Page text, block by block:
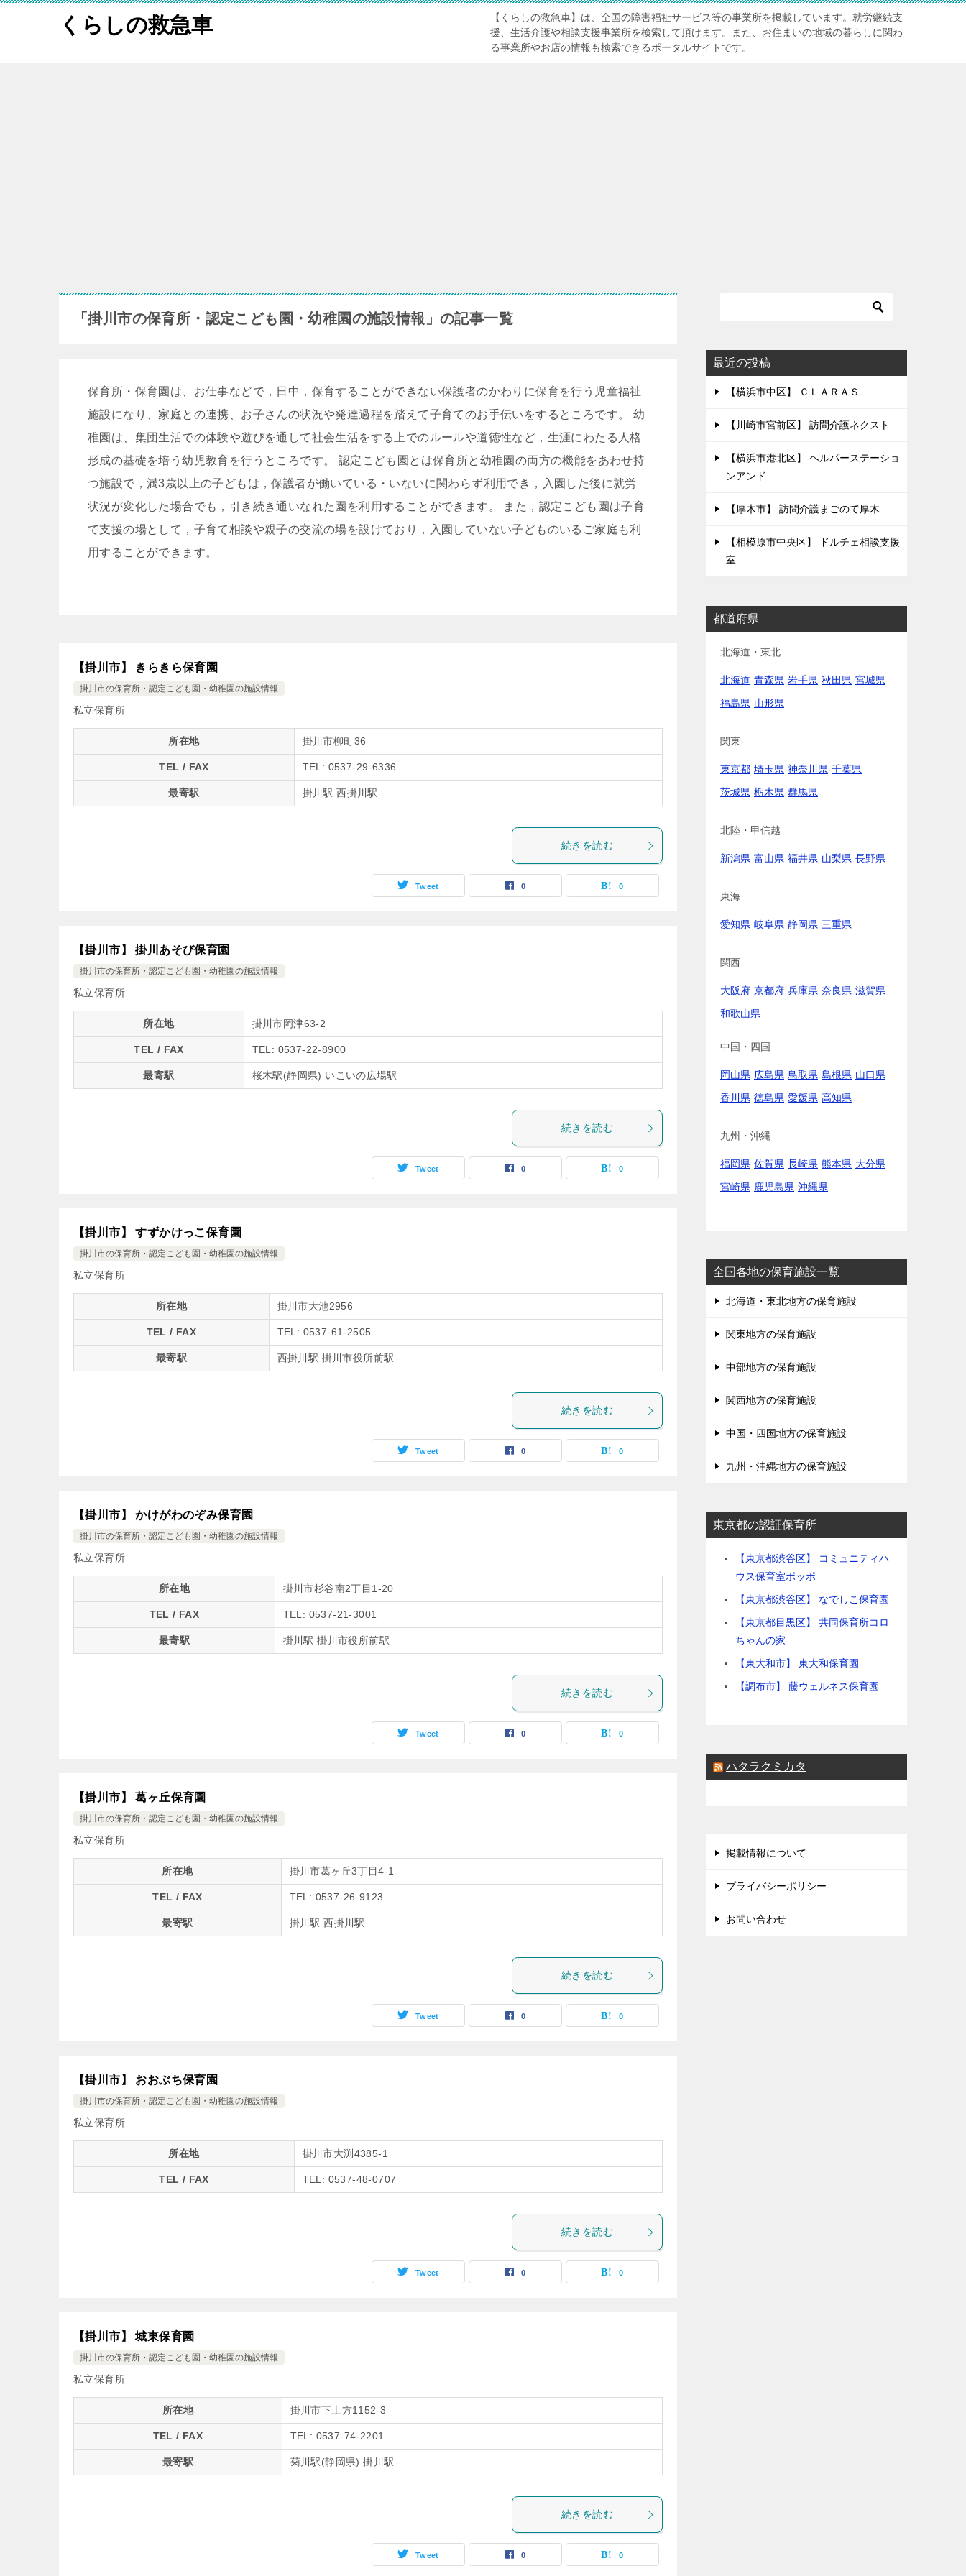
くらしの救急車
【くらしの救急車】は、全国の障害福祉サービス等の事業所を掲載しています。就労継続支
援、生活介護や相談支援事業所を検索して頂けます。また、お住まいの地域の暮らしに関わ
る事業所やお店の情報も検索できるポータルサイトです。
「掛川市の保育所・認定こども園・幼稚園の施設情報」の記事一覧
保育所・保育園は、お仕事などで，日中，保育することができない保護者のかわりに保育を行う児童福祉
施設になり、家庭との連携、お子さんの状況や発達過程を踏えて子育てのお手伝いをするところです。 幼
稚園は、集団生活での体験や遊びを通して社会生活をする上でのルールや道徳性など，生涯にわたる人格
形成の基礎を培う幼児教育を行うところです。 認定こども園とは保育所と幼稚園の両方の機能をあわせ持
つ施設で，満3歳以上の子どもは，保護者が働いている・いないに関わらず利用でき，入園した後に就労
状況が変化した場合でも，引き続き通いなれた園を利用することができます。 また，認定こども園は子育
て支援の場として，子育て相談や親子の交流の場を設けており，入園していない子どものいるご家庭も利
用することができます。
【掛川市】 きらきら保育園
掛川市の保育所・認定こども園・幼稚園の施設情報
私立保育所
所在地 掛川市柳町36
TEL / FAX TEL: 0537-29-6336
最寄駅 掛川駅 西掛川駅
続きを読む
Tweet 0 0
【掛川市】 掛川あそび保育園
掛川市の保育所・認定こども園・幼稚園の施設情報
私立保育所
所在地 掛川市岡津63-2
TEL / FAX TEL: 0537-22-8900
最寄駅 桜木駅(静岡県) いこいの広場駅
続きを読む
Tweet 0 0
【掛川市】 すずかけっこ保育園
掛川市の保育所・認定こども園・幼稚園の施設情報
私立保育所
所在地 掛川市大池2956
TEL / FAX TEL: 0537-61-2505
最寄駅 西掛川駅 掛川市役所前駅
続きを読む
Tweet 0 0
【掛川市】 かけがわのぞみ保育園
掛川市の保育所・認定こども園・幼稚園の施設情報
私立保育所
所在地 掛川市杉谷南2丁目1-20
TEL / FAX TEL: 0537-21-3001
最寄駅 掛川駅 掛川市役所前駅
続きを読む
Tweet 0 0
【掛川市】 葛ヶ丘保育園
掛川市の保育所・認定こども園・幼稚園の施設情報
私立保育所
所在地 掛川市葛ヶ丘3丁目4-1
TEL / FAX TEL: 0537-26-9123
最寄駅 掛川駅 西掛川駅
続きを読む
Tweet 0 0
【掛川市】 おおぶち保育園
掛川市の保育所・認定こども園・幼稚園の施設情報
私立保育所
所在地 掛川市大渕4385-1
TEL / FAX TEL: 0537-48-0707
続きを読む
Tweet 0 0
【掛川市】 城東保育園
掛川市の保育所・認定こども園・幼稚園の施設情報
私立保育所
所在地 掛川市下土方1152-3
TEL / FAX TEL: 0537-74-2201
最寄駅 菊川駅(静岡県) 掛川駅
続きを読む
Tweet 0 0
最近の投稿
【横浜市中区】 ＣＬＡＲＡＳ
【川崎市宮前区】 訪問介護ネクスト
【横浜市港北区】 ヘルパーステーショ
ンアンド
【厚木市】 訪問介護まごのて厚木
【相模原市中央区】 ドルチェ相談支援
室
都道府県
北海道・東北
北海道 青森県 岩手県 秋田県 宮城県
福島県 山形県
関東
東京都 埼玉県 神奈川県 千葉県
茨城県 栃木県 群馬県
北陸・甲信越
新潟県 富山県 福井県 山梨県 長野県
東海
愛知県 岐阜県 静岡県 三重県
関西
大阪府 京都府 兵庫県 奈良県 滋賀県
和歌山県
中国・四国
岡山県 広島県 鳥取県 島根県 山口県
香川県 徳島県 愛媛県 高知県
九州・沖縄
福岡県 佐賀県 長崎県 熊本県 大分県
宮崎県 鹿児島県 沖縄県
全国各地の保育施設一覧
北海道・東北地方の保育施設
関東地方の保育施設
中部地方の保育施設
関西地方の保育施設
中国・四国地方の保育施設
九州・沖縄地方の保育施設
東京都の認証保育所
【東京都渋谷区】 コミュニティハ
ウス保育室ポッポ
【東京都渋谷区】 なでしこ保育園
【東京都目黒区】 共同保育所コロ
ちゃんの家
【東大和市】 東大和保育園
【調布市】 藤ウェルネス保育園
ハタラクミカタ
掲載情報について
プライバシーポリシー
お問い合わせ